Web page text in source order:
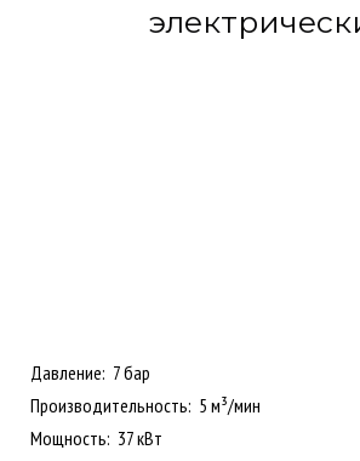
Давление: 7 бар
Производительность: 5 м³/мин
Мощность: 37 кВт